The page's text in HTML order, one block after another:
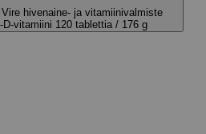
hivenaine- ja vitamiinivalmiste
D-vitamiini 120 tablettia / 176 g